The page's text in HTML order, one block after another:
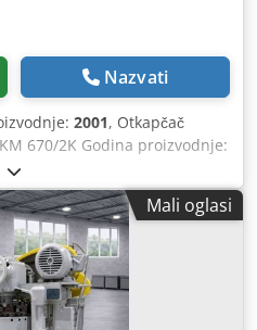
Nazvati
2001, Otkapčač
670/2K Godina proizvodnje:
cikličkim radom Snaga: 6,5
V Credpfxew Ta D Uj Aifjf
mm Širina: 1000 mm
0,33 l, boce 0,35 l, boce 0,5
boca, 2x24 boca Smjer
Simatic S5
konstrukcija: lakirani okvir od
Mali oglasi